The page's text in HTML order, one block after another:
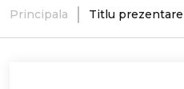
Principala Titlu prezentare